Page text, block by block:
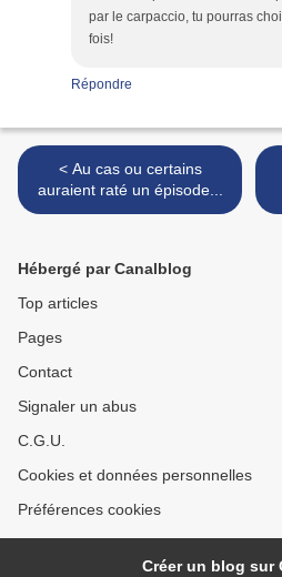
par le carpaccio, tu pourras
fois!
Répondre
< Au cas ou certains
auraient raté un épisode...
Hébergé par Canalblog
Top articles
Pages
Contact
Signaler un abus
C.G.U.
Cookies et données personnelles
Préférences cookies
Créer un blog sur